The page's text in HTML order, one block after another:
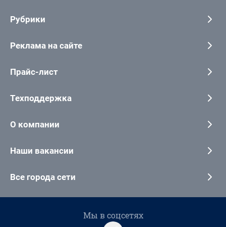
Рубрики
Реклама на сайте
Прайс-лист
Техподдержка
О компании
Наши вакансии
Все города сети
Мы в соцсетях